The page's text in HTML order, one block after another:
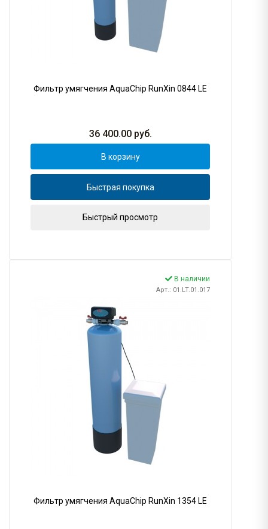
Фильтр умягчения AquaChip RunXin 0844 LE
36 400.00руб.
В корзину
Быстрая покупка
Быстрый просмотр
В наличии
Арт.: 01.LT.01.017
Фильтр умягчения AquaChip RunXin 1354 LE